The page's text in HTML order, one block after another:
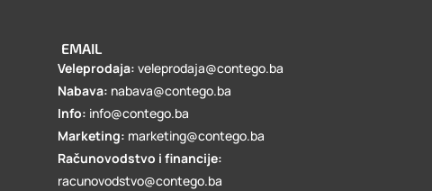
EMAIL
Veleprodaja:veleprodaja@contego.ba
Nabava: nabava@contego.ba
Info: info@contego.ba
Marketing: marketing@contego.ba
Računovodstvo i financije:
racunovodstvo@contego.ba